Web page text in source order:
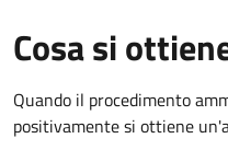
Cosa si
Quando il procedimento
positivamente si ottiene